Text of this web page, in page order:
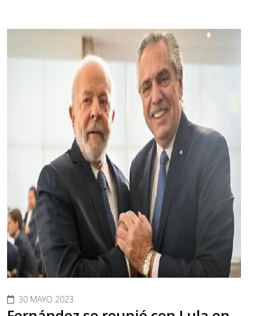
30 MAYO 2023